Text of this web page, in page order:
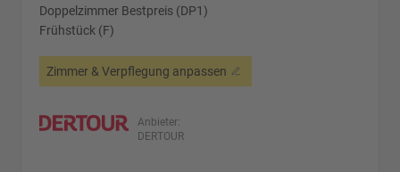
Doppelzimmer Bestpreis (DP1)
Frühstück (F)
Zimmer & Verpflegung anpassen
Anbieter:
DERTOUR